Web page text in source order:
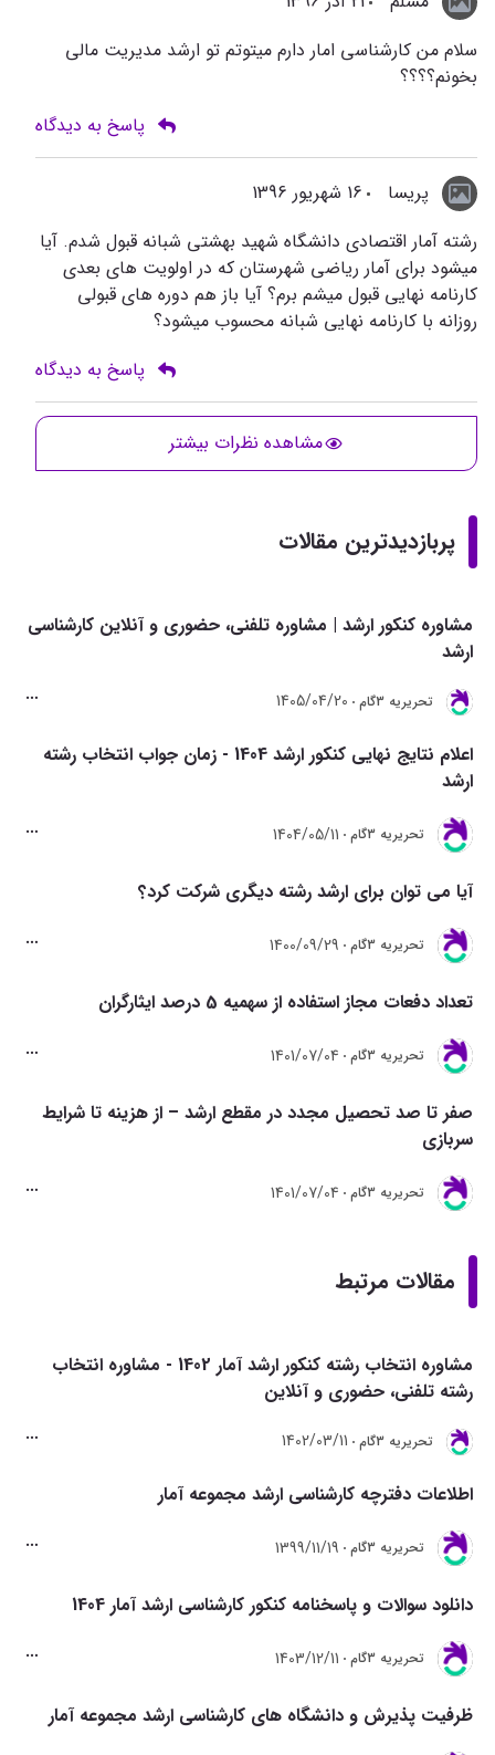
سلام من کارشناسی امار دارم میتوتم تو ارشد مدیریت مالی
بخونم؟؟؟؟
پاسخ به دیدگاه
پریسا
16 شهریور 1396
رشته آمار اقتصادی دانشگاه شهید بهشتی شبانه قبول شدم. آیا
میشود برای آمار ریاضی شهرستان که در اولویت های بعدی
کارنامه نهایی قبول میشم برم؟ آیا باز هم دوره های قبولی
روزانه با کارنامه نهایی شبانه محسوب میشود؟
پاسخ به دیدگاه
مشاهده نظرات بیشتر
پربازدیدترین مقالات
مشاوره کنکور ارشد | مشاوره تلفنی، حضوری و آنلاین کارشناسی
ارشد
تحريريه 3گام 1405/04/20
اعلام نتایج نهایی کنکور ارشد 1404 - زمان جواب انتخاب رشته
ارشد
تحريريه 3گام 1404/05/11
آیا می توان برای ارشد رشته دیگری شرکت کرد؟
تحريريه 3گام 1400/09/29
تعداد دفعات مجاز استفاده از سهمیه 5 درصد ایثارگران
تحريريه 3گام 1401/07/04
صفر تا صد تحصیل مجدد در مقطع ارشد – از هزینه تا شرایط
سربازی
تحريريه 3گام 1401/07/04
مقالات مرتبط
مشاوره انتخاب رشته کنکور ارشد آمار 1402 - مشاوره انتخاب
رشته تلفنی، حضوری و آنلاین
تحريريه 3گام 1402/03/11
اطلاعات دفترچه کارشناسی ارشد مجموعه آمار
تحريريه 3گام 1399/11/19
دانلود سوالات و پاسخنامه کنکور کارشناسی ارشد آمار 1404
تحريريه 3گام 1403/12/11
ظرفیت پذیرش و دانشگاه های کارشناسی ارشد مجموعه آمار